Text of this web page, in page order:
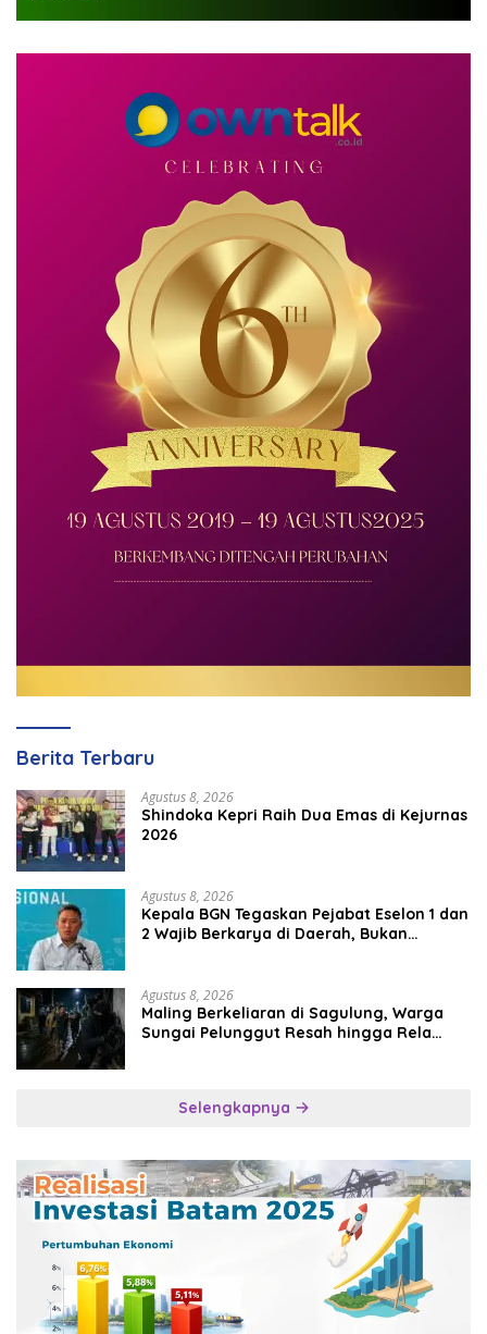
Berita Terbaru
Agustus 8, 2026
Shindoka Kepri Raih Dua Emas di Kejurnas
2026
Agustus 8, 2026
Kepala BGN Tegaskan Pejabat Eselon 1 dan
2 Wajib Berkarya di Daerah, Bukan
Agustus 8, 2026
Maling Berkeliaran di Sagulung, Warga
Sungai Pelunggut Resah hingga Rela
Selengkapnya